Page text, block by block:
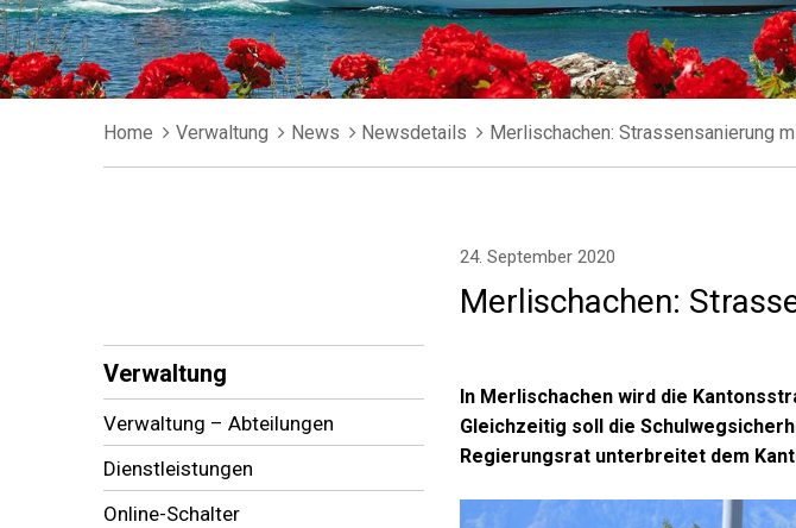
Breadcrumb
Home Verwaltung News Newsdetails Merlischachen: Strassensanierung
Subnavigation
Verwaltung
Verwaltung – Abteilungen
Dienstleistungen
Online-Schalter
Merlischachen:
24. September 2020
In Merlischachen wird die
Gleichzeitig soll die
Regierungsrat unterbreitet dem